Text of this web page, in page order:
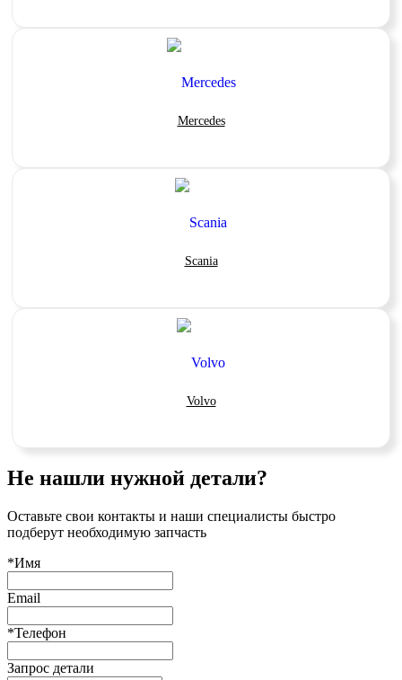
Mercedes
Scania
Volvo
Не нашли нужной детали?
Оставьте свои контакты и наши специалисты быстро
подберут необходимую запчасть
*Имя
Email
*Телефон
Запрос детали